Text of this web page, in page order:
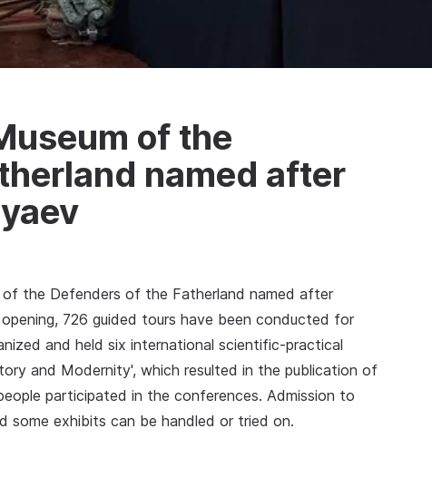
of the
named after
of the Defenders of the Fatherland named after
726 guided tours have been conducted for
and held six international scientific-practical
and Modernity', which resulted in the publication of
participated in the conferences. Admission to
some exhibits can be handled or tried on.